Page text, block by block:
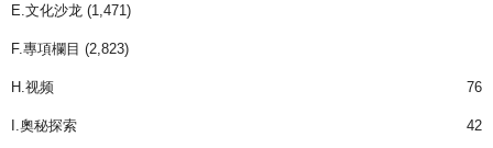
E.文化沙龙 (1,471)
F.專項欄目 (2,823)
H.视频 76
I.奧秘探索 42